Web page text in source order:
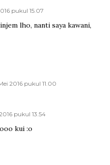
pukul 15.07
lho, nanti saya kawani,
2016 pukul 11.00
pukul 13.54
kui :o